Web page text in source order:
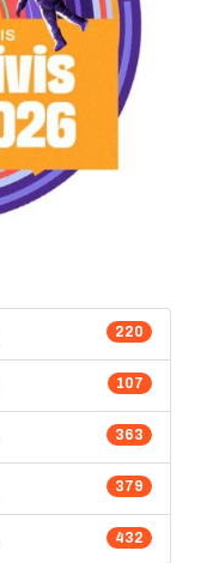
220
107
363
379
432